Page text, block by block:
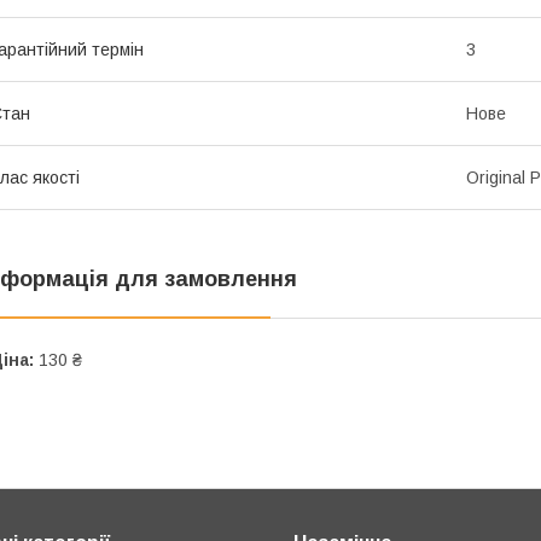
термін 3
Нове
якості Original
для замовлення
130 ₴